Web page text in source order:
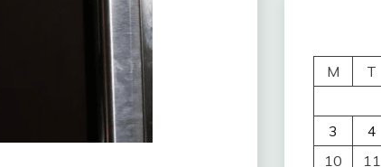
M
T
3
4
10
11